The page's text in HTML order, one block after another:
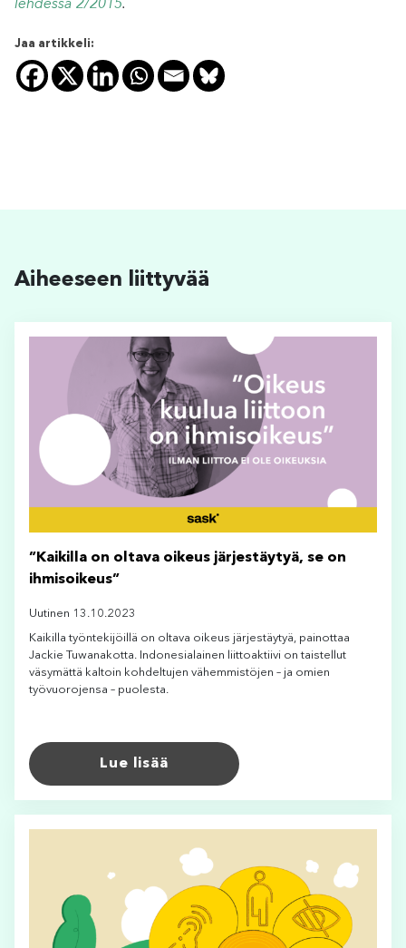
lehdessä 2/2015.
Jaa artikkeli:
Aiheeseen liittyvää
”Kaikilla on oltava oikeus järjestäytyä, se on
ihmisoikeus”
Uutinen 13.10.2023
Kaikilla työntekijöillä on oltava oikeus järjestäytyä, painottaa
Jackie Tuwanakotta. Indonesialainen liittoaktiivi on taistellut
väsymättä kaltoin kohdeltujen vähemmistöjen – ja omien
työvuorojensa – puolesta.
Lue lisää